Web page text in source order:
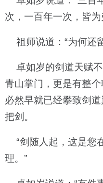
次，一百年一次，皆为
祖师说道：“为何还
卓如岁的剑道天赋
青山掌门，更是有整
必然早就已经攀致剑
把剑。
“剑随人起，这是您
理。”